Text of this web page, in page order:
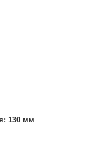
130 мм